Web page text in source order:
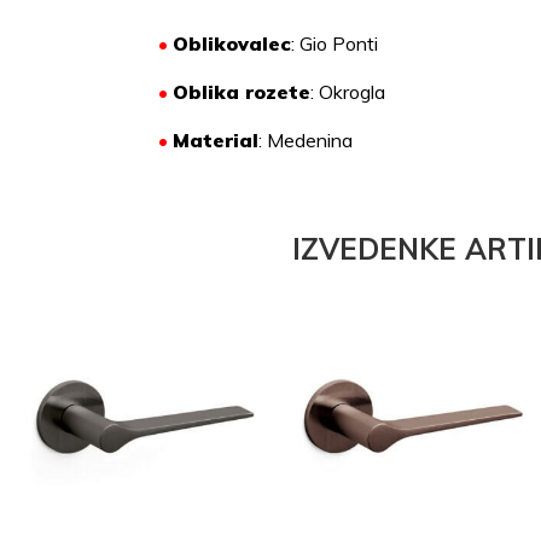
• Oblikovalec: Gio Ponti
• Oblika rozete: Okrogla
• Material: Medenina
IZVEDENKE